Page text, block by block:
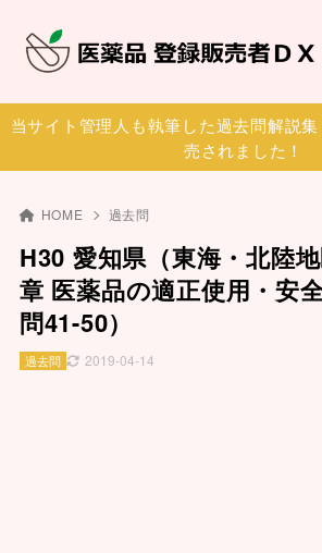
当サイト管理人も執筆した過去問解説
売されました！
HOME 過去問
H30 愛知県（東海・北陸
章 医薬品の適正使用・安
問41-50）
2019-04-14
過去問